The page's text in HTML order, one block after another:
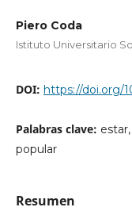
Piero Coda
Istituto Universitario
DOI: https://doi.org/
Palabras clave:
popular
Resumen